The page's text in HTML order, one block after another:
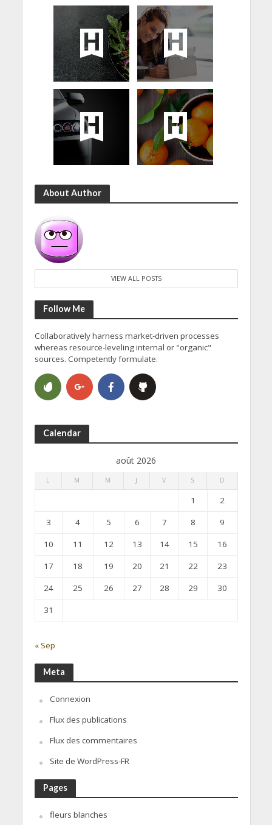
About Author
VIEW ALL POSTS
Follow Me
Collaboratively harness market-driven processes
whereas resource-leveling internal or "organic"
sources. Competently formulate.
Calendar
août 2026
L M M J V S D
1
2
3
4 5 6 7 8
9
10
11 12 13 14 15
16
17
18 19 20 21 22
23
24
25 26 27 28 29
30
31
« Sep
Meta
Connexion
Flux des publications
Flux des commentaires
Site de WordPress-FR
Pages
fleurs blanches